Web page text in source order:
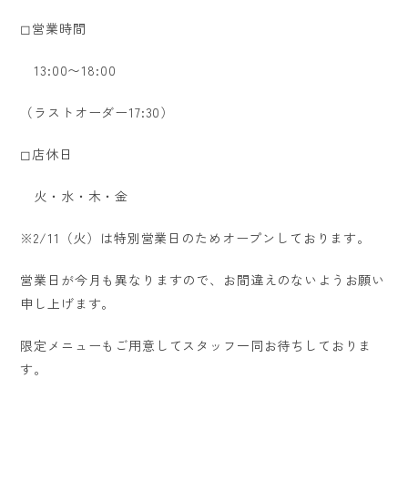
◻︎営業時間
13:00〜18:00
（ラストオーダー17:30）
◻︎店休日
火・水・木・金
※2/11（火）は特別営業日のためオープンしております。
営業日が今月も異なりますので、お間違えのないようお願い
申し上げます。
限定メニューもご用意してスタッフ一同お待ちしておりま
す。